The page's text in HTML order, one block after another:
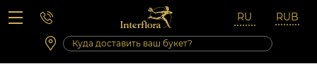
Вопросы-ответы
Сб 10:00 ‐ 14:00
Выходные и праздничные дни